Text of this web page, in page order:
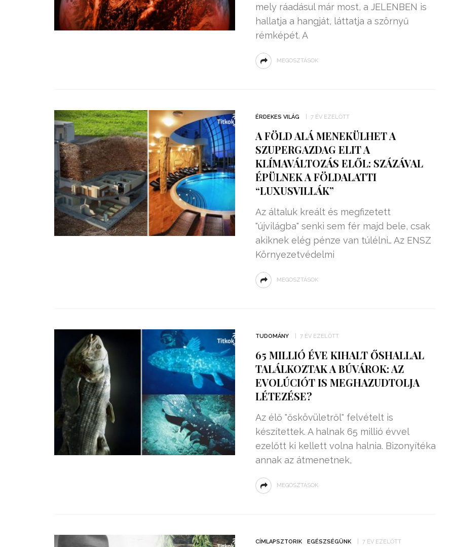
mely ráadásul már most, a JELENBEN is
hallatja a hangját, láttatja a szörnyű
rémképét. A
MEGOSZTÁSOK
ÉRDEKES VILÁG 7 ÉV EZELŐTT
A FÖLD ALÁ MENEKÜLHET A
SZUPERGAZDAG ELIT A
KLÍMAVÁLTOZÁS ELŐL: SZÁZÁVAL
ÉPÜLNEK A FÖLDALATTI
“LUXUSVILLÁK”
Az általuk kreált és megfizetett
"újvilágba" senki sem fér majd bele, csak
akiknek elég pénze van túlélni… Az ENSZ
Környezetvédelmi
MEGOSZTÁSOK
TUDOMÁNY 7 ÉV EZELŐTT
65 MILLIÓ ÉVE KIHALT ŐSHALLAL
TALÁLKOZTAK A BÚVÁROK: AZ
EVOLÚCIÓT IS MEGHAZUDTOLJA
LÉTEZÉSE?
Az élő "őskövületről" felvételt is
készítettek. A halnak 65 millió évvel
ezelőtt ki kellett volna halnia. Bizonyítéka
annak az átmenetnek,
MEGOSZTÁSOK
CÍMLAPSZTORIK EGÉSZSÉGÜNK 7 ÉV EZELŐTT